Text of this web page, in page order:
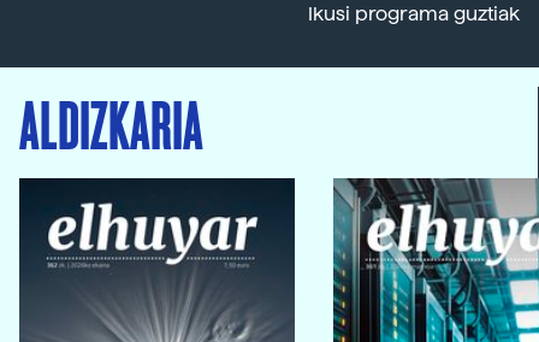
Ikusi programa guztiak
ALDIZKARIA